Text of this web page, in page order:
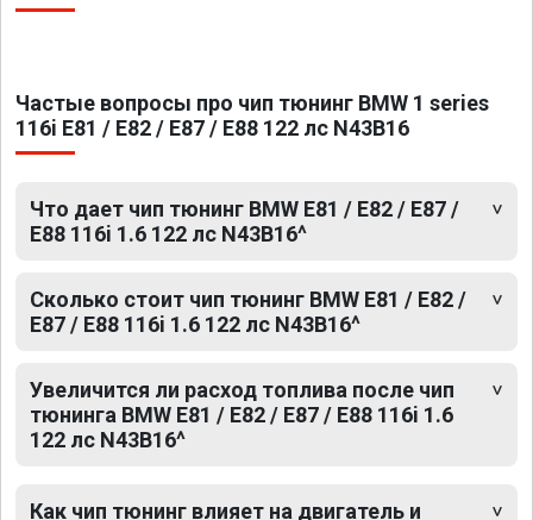
Частые вопросы про чип тюнинг BMW 1 series
116i E81 / E82 / E87 / E88 122 лс N43B16
Что дает чип тюнинг BMW E81 / E82 / E87 /
E88 116i 1.6 122 лс N43B16^
Сколько стоит чип тюнинг BMW E81 / E82 /
E87 / E88 116i 1.6 122 лс N43B16^
Увеличится ли расход топлива после чип
тюнинга BMW E81 / E82 / E87 / E88 116i 1.6
122 лс N43B16^
Как чип тюнинг влияет на двигатель и